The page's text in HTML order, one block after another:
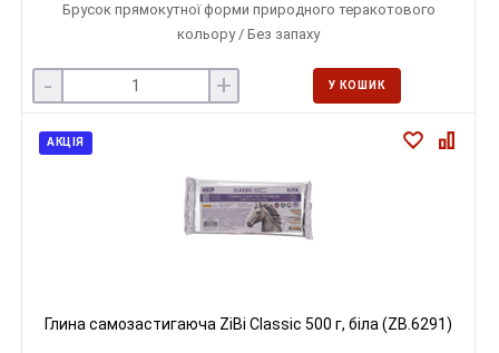
Брусок прямокутної форми природного теракотового
кольору / Без запаху
- + У КОШИК
АКЦІЯ
Глина самозастигаюча ZiBi Classic 500 г, біла (ZB.6291)